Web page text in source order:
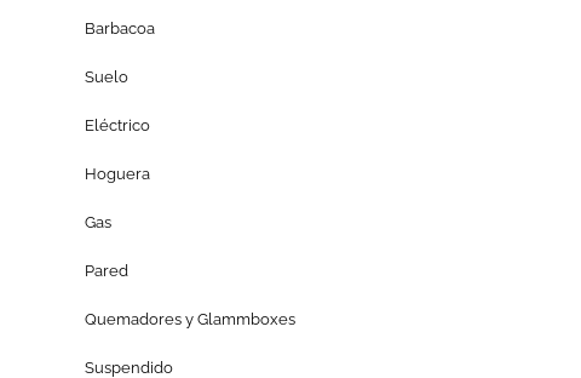
Barbacoa
Suelo
Eléctrico
Hoguera
Gas
Pared
Quemadores y Glammboxes
Suspendido